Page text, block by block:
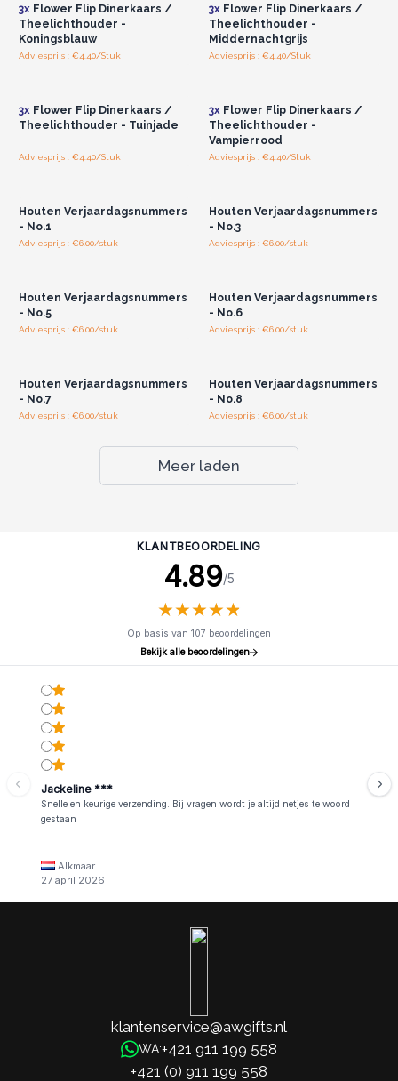
3xFlower Flip Dinerkaars /
Theelichthouder -
Koningsblauw
Adviesprijs : €4.40/Stuk
3xFlower Flip Dinerkaars /
Theelichthouder -
Middernachtgrijs
Adviesprijs : €4.40/Stuk
3xFlower Flip Dinerkaars /
Theelichthouder - Tuinjade
Adviesprijs : €4.40/Stuk
3xFlower Flip Dinerkaars /
Theelichthouder -
Vampierrood
Adviesprijs : €4.40/Stuk
Houten Verjaardagsnummers
- No.1
Adviesprijs : €6.00/stuk
Houten Verjaardagsnummers
- No.3
Adviesprijs : €6.00/stuk
Houten Verjaardagsnummers
- No.5
Adviesprijs : €6.00/stuk
Houten Verjaardagsnummers
- No.6
Adviesprijs : €6.00/stuk
Houten Verjaardagsnummers
- No.7
Adviesprijs : €6.00/stuk
Houten Verjaardagsnummers
- No.8
Adviesprijs : €6.00/stuk
Meer laden
KLANTBEOORDELING
4.89/5
★★★★★
★★★★★
Op basis van 107 beoordelingen
Bekijk alle beoordelingen
Jackeline ***
Snelle en keurige verzending. Bij vragen wordt je altijd netjes te woord
gestaan
Alkmaar
27 april 2026
klantenservice@awgifts.nl
WA:+421 911 199 558
+421 (0) 911 199 558